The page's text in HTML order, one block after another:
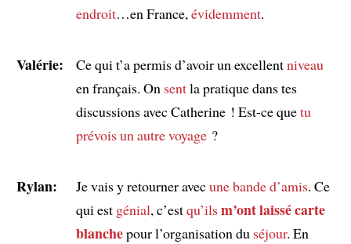
endroit…en France, évidemment.
Valérie: Ce qui t’a permis d’avoir un excellentniveau
en français. On sentla pratique dans tes
discussions avec Catherine ! Est-ce quetu
prévoisun autre voyage?
Rylan: Je vais y retourner avecune bande d’amis. Ce
qui est génial, c’estqu’ilsm’ont laissé carte
blanchepour l’organisation du séjour. En